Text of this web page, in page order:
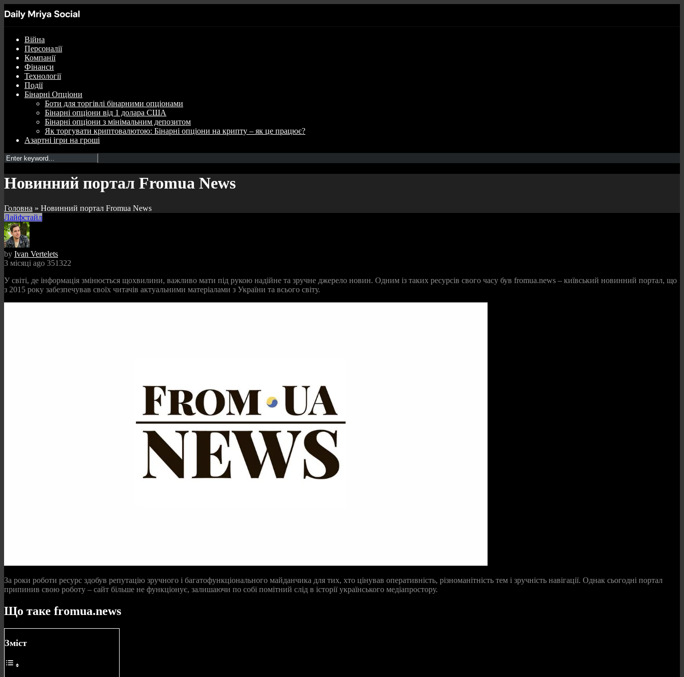
Війна
Персоналії
Компанії
Фінанси
Технології
Події
Бінарні Опціони
Боти для торгівлі бінарними опціонами
Бінарні опціони від 1 долара США
Бінарні опціони з мінімальним депозитом
Як торгувати криптовалютою: Бінарні опціони на крипту – як це працює?
Азартні ігри на гроші
Новинний портал Fromua News
Головна » Новинний портал Fromua News
Лайфстайл
by Ivan Vertelets
3 місяці ago 351322
У світі, де інформація змінюється щохвилини, важливо мати під рукою надійне та зручне джерело новин. Одним із таких ресурсів свого часу був fromua.news – київський новинний портал, що
з 2015 року забезпечував своїх читачів актуальними матеріалами з України та всього світу.
За роки роботи ресурс здобув репутацію зручного і багатофункціонального майданчика для тих, хто цінував оперативність, різноманітність тем і зручність навігації. Однак сьогодні портал
припинив свою роботу – сайт більше не функціонує, залишаючи по собі помітний слід в історії українського медіапростору.
Що таке fromua.news
Зміст